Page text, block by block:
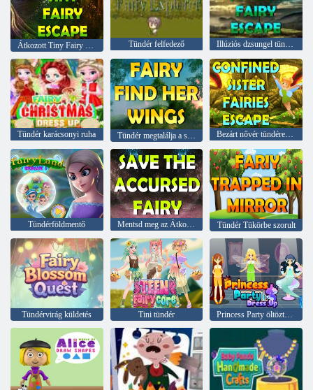
Átkozott Tiny Fairy Escape Tündér felfedező Illúziós dzsungel tündér menekülés
Tündér karácsonyi ruha Tündér megtalálja a szárnyait Bezárt nővér tündérek menekülés
Tündérföldmentő Mentsd meg az Átkozott Tündért Tündér Tükörbe szorult
Tündérvirág küldetés Tini tündér Princess Party öltöztetős